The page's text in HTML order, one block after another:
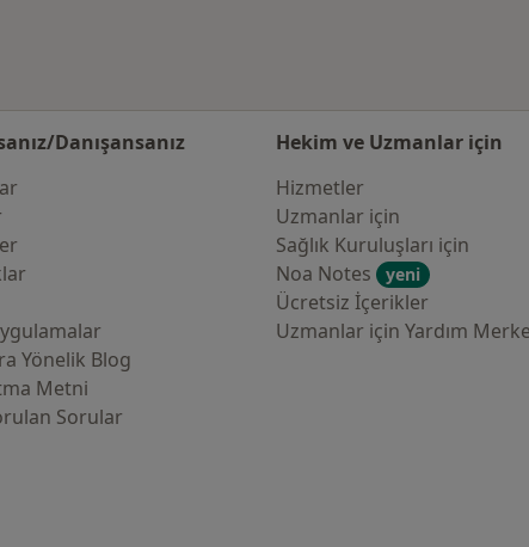
Danışansanız
Yönelik Blog
Metni
Sorular
Hekim ve Uzmanlar için
Hizmetler
Uzmanlar için
Sağlık Kuruluşları için
Noa Notes
yeni
Ücretsiz İçerikler
Uzmanlar için Yardım